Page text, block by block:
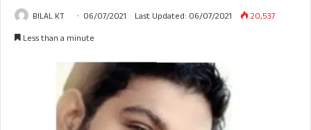
BILAL KT 06/07/2021 Last Updated: 06/07/2021
20,537
Less than a minute